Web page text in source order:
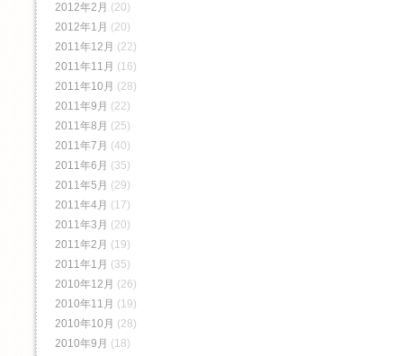
2012年2月 (20)
2012年1月 (20)
2011年12月 (22)
2011年11月 (16)
2011年10月 (28)
2011年9月 (22)
2011年8月 (25)
2011年7月 (40)
2011年6月 (35)
2011年5月 (29)
2011年4月 (17)
2011年3月 (20)
2011年2月 (19)
2011年1月 (35)
2010年12月 (26)
2010年11月 (19)
2010年10月 (28)
2010年9月 (18)